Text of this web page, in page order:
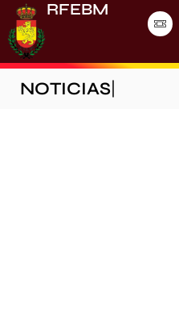
RFEBM
NOTICIAS